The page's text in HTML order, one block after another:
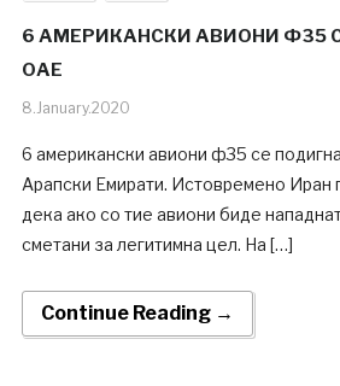
6 АМЕРИКАНСКИ АВИОНИ Ф35
ОАЕ
8.January.2020
6 американски авиони ф35 се
Арапски Емирати. Истовремено Иран
дека ако со тие авиони биде
сметани за легитимна цел. На […]
Continue Reading →